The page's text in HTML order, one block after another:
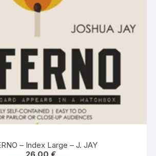
– Index Large – J. JAY